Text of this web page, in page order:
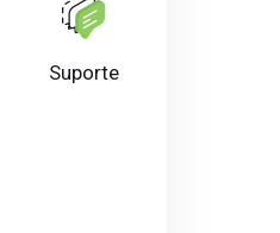
Suporte